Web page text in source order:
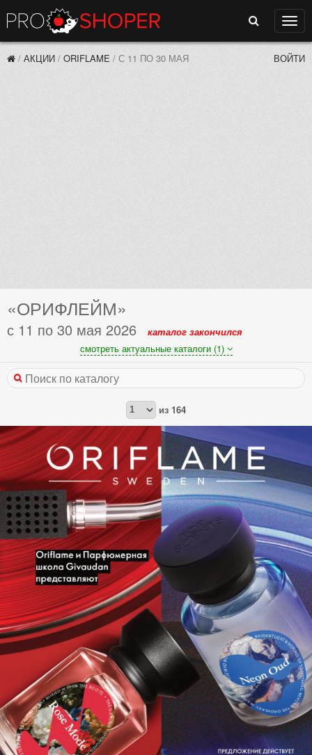
Поиск
/ АКЦИИ / ORIFLAME / С 11 ПО 30 МАЯ ВОЙТИ
«ОРИФЛЕЙМ»
с 11 по 30 мая 2026
каталог закончился
смотреть актуальные каталоги (1)
из 164